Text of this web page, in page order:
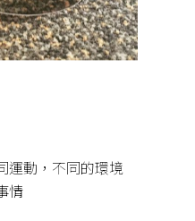
運動，不同的環境
情